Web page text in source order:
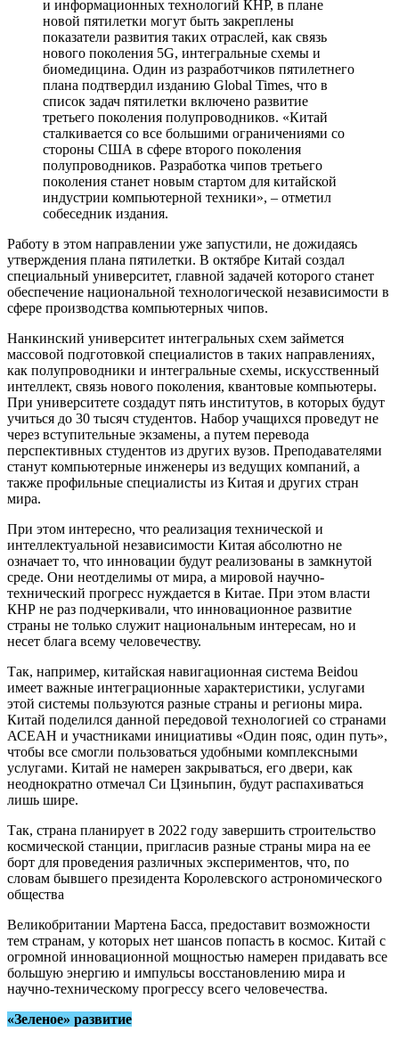
и информационных технологий КНР, в плане
новой пятилетки могут быть закреплены
показатели развития таких отраслей, как связь
нового поколения 5G, интегральные схемы и
биомедицина. Один из разработчиков пятилетнего
плана подтвердил изданию Global Times, что в
список задач пятилетки включено развитие
третьего поколения полупроводников. «Китай
сталкивается со все большими ограничениями со
стороны США в сфере второго поколения
полупроводников. Разработка чипов третьего
поколения станет новым стартом для китайской
индустрии компьютерной техники», – отметил
собеседник издания.
Работу в этом направлении уже запустили, не дожидаясь
утверждения плана пятилетки. В октябре Китай создал
специальный университет, главной задачей которого станет
обеспечение национальной технологической независимости в
сфере производства компьютерных чипов.
Нанкинский университет интегральных схем займется
массовой подготовкой специалистов в таких направлениях,
как полупроводники и интегральные схемы, искусственный
интеллект, связь нового поколения, квантовые компьютеры.
При университете создадут пять институтов, в которых будут
учиться до 30 тысяч студентов. Набор учащихся проведут не
через вступительные экзамены, а путем перевода
перспективных студентов из других вузов. Преподавателями
станут компьютерные инженеры из ведущих компаний, а
также профильные специалисты из Китая и других стран
мира.
При этом интересно, что реализация технической и
интеллектуальной независимости Китая абсолютно не
означает то, что инновации будут реализованы в замкнутой
среде. Они неотделимы от мира, а мировой научно-
технический прогресс нуждается в Китае. При этом власти
КНР не раз подчеркивали, что инновационное развитие
страны не только служит национальным интересам, но и
несет блага всему человечеству.
Так, например, китайская навигационная система Beidou
имеет важные интеграционные характеристики, услугами
этой системы пользуются разные страны и регионы мира.
Китай поделился данной передовой технологией со странами
АСЕАН и участниками инициативы «Один пояс, один путь»,
чтобы все смогли пользоваться удобными комплексными
услугами. Китай не намерен закрываться, его двери, как
неоднократно отмечал Си Цзиньпин, будут распахиваться
лишь шире.
Так, страна планирует в 2022 году завершить строительство
космической станции, пригласив разные страны мира на ее
борт для проведения различных экспериментов, что, по
словам бывшего президента Королевского астрономического
общества
Великобритании Мартена Басса, предоставит возможности
тем странам, у которых нет шансов попасть в космос. Китай с
огромной инновационной мощностью намерен придавать все
большую энергию и импульсы восстановлению мира и
научно-техническому прогрессу всего человечества.
«Зеленое» развитие